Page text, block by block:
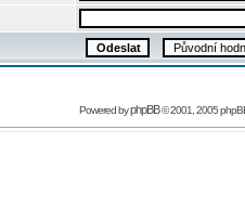
Powered byphpBB© 2001, 2005